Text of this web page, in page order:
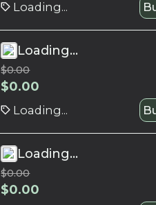
Loading...
Loading...
$0.00
$0.00
Loading...
Loading...
$0.00
$0.00